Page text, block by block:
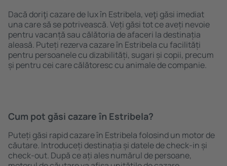
Dacă doriţi cazare de lux în Estribela, veţi găsi imediat
una care să se potrivească. Veți găsi tot ce aveți nevoie
pentru vacanță sau călătoria de afaceri la destinația
aleasă. Puteți rezerva cazare în Estribela cu facilități
pentru persoanele cu dizabilități, sugari și copii, precum
și pentru cei care călătoresc cu animale de companie.
Cum pot găsi cazare în Estribela?
Puteți găsi rapid cazare în Estribela folosind un motor de
căutare. Introduceți destinația și datele de check-in și
check-out. După ce ați ales numărul de persoane,